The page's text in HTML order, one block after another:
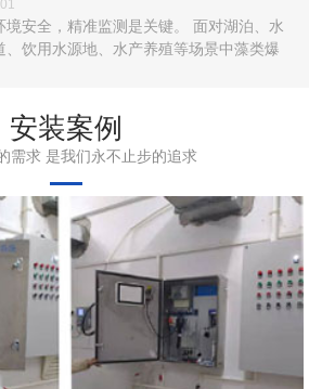
境安全，精准监测是关键。 面对湖泊、水
、饮用水源地、水产养殖等场景中藻类爆
控需求。 诺博仪器自主研发，NS‑CHL700
字传感器正式上市！以光学荧光法为核心，
无污染、高精度、易集成，为水体叶绿素a在
供一站式解决方案。 ...
安装案例
需求 是我们永不止步的追求